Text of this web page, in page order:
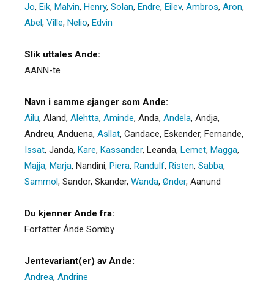
Jo, Eik, Malvin, Henry, Solan, Endre, Eilev, Ambros, Aron,
Abel, Ville, Nelio, Edvin
Slik uttales Ande:
AANN-te
Navn i samme sjanger som Ande:
Ailu, Aland, Alehtta, Aminde, Anda, Andela, Andja,
Andreu, Anduena, Asllat, Candace, Eskender, Fernande,
Issat, Janda, Kare, Kassander, Leanda, Lemet, Magga,
Majja, Marja, Nandini, Piera, Randulf, Risten, Sabba,
Sammol, Sandor, Skander, Wanda, Ønder, Aanund
Du kjenner Ande fra:
Forfatter Ánde Somby
Jentevariant(er) av Ande:
Andrea, Andrine